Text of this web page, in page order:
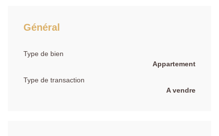
Général
Type de bien
Appartement
Type de transaction
A vendre